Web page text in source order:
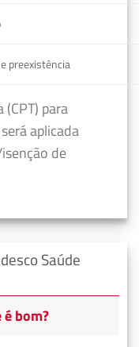
preexistência
para
aplicada
de
Saúde
é bom?